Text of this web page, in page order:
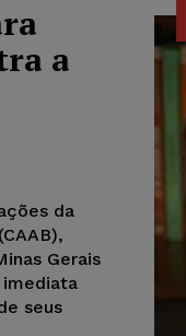
a
da
Gerais
seus